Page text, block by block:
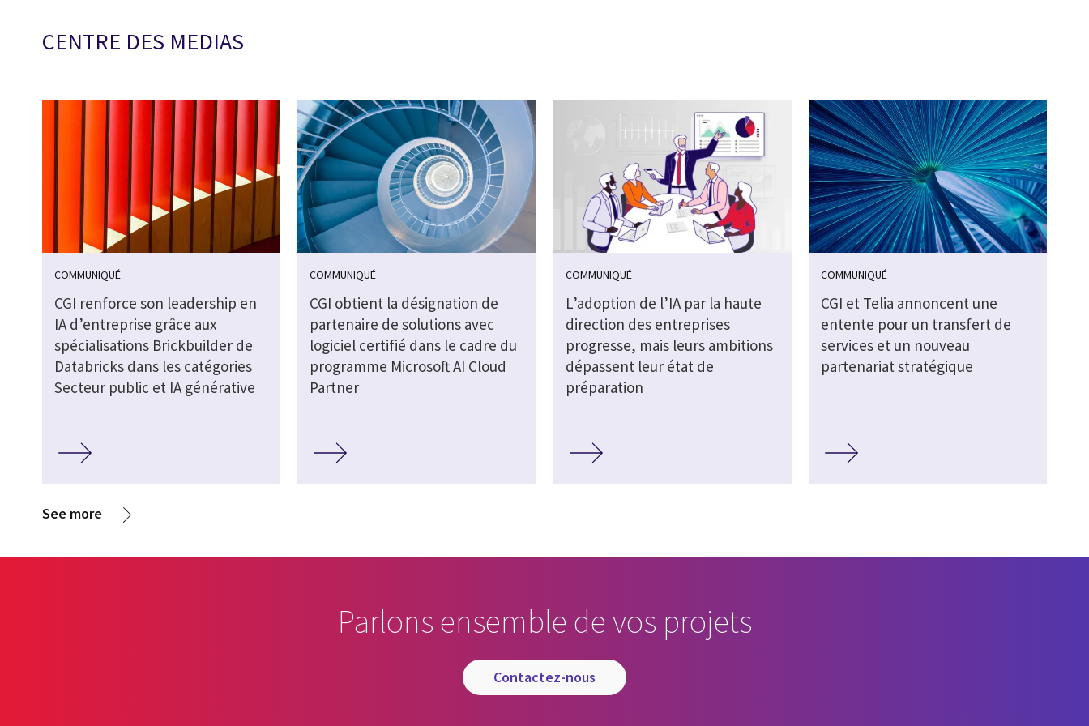
CENTRE DES MEDIAS
COMMUNIQUÉ
CGI renforce son leadership en
IA d’entreprise grâce aux
spécialisations Brickbuilder de
Databricks dans les catégories
Secteur public et IA générative
COMMUNIQUÉ
CGI obtient la désignation de
partenaire de solutions avec
logiciel certifié dans le cadre du
programme Microsoft AI Cloud
Partner
COMMUNIQUÉ
L’adoption de l’IA par la haute
direction des entreprises
progresse, mais leurs ambitions
dépassent leur état de
préparation
COMMUNIQUÉ
CGI et Telia annoncent une
entente pour un transfert de
services et un nouveau
partenariat stratégique
See more
Parlons ensemble de vos projets
contactez-nous